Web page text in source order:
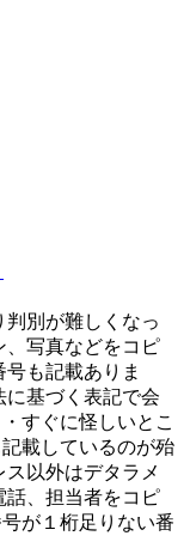
別が難しくなっ
写真などをコピ
も記載ありま
基づく表記で会
すぐに怪しいとこ
載しているのが殆
以外はデタラメ
話、担当者をコピ
が１桁足りない番